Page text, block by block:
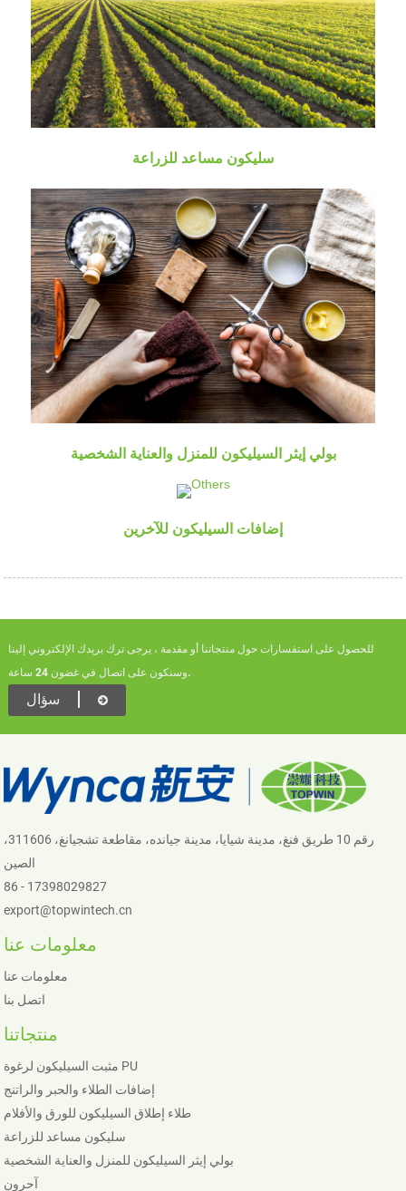
سليكون مساعد للزراعة
بولي إيثر السيليكون للمنزل والعناية الشخصية
إضافات السيليكون للآخرين
للحصول على استفسارات حول منتجاتنا أو مقدمة ، يرجى ترك بريدك الإلكتروني إلينا
وسنكون على اتصال في غضون 24 ساعة.
سؤال
رقم 10 طريق فنغ، مدينة شيايا، مدينة جيانده، مقاطعة تشجيانغ، 311606،
الصين
86 - 17398029827
export@topwintech.cn
معلومات عنا
معلومات عنا
اتصل بنا
منتجاتنا
مثبت السيليكون لرغوة PU
إضافات الطلاء والحبر والراتنج
طلاء إطلاق السيليكون للورق والأفلام
سليكون مساعد للزراعة
بولي إيثر السيليكون للمنزل والعناية الشخصية
آحرون